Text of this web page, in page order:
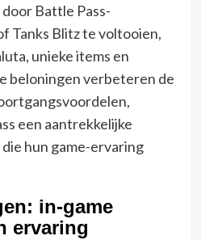
Battle Pass-
Tanks Blitz te voltooien,
unieke items en
beloningen verbeteren de
een aantrekkelijke
hun game-ervaring
in-game
ervaring